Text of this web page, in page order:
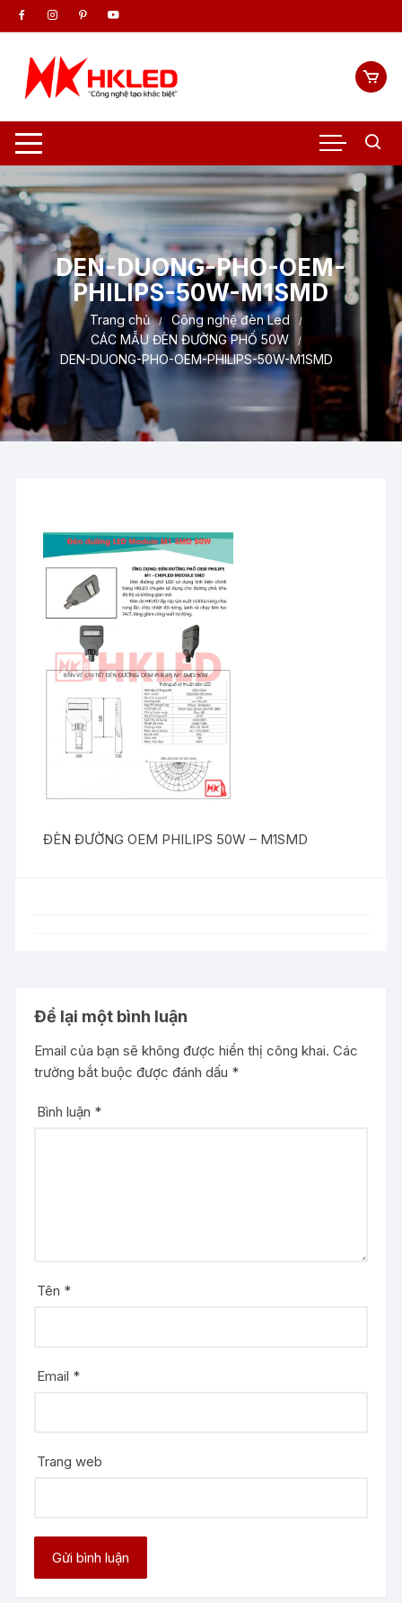
Chuyển
tới
dung
DEN-DUONG-PHO-OEM-
PHILIPS-50W-M1SMD
Trang chủ
Công nghệ đèn Led
CÁC MẪU ĐÈN ĐƯỜNG PHỐ 50W
DEN-DUONG-PHO-OEM-PHILIPS-50W-M1SMD
ĐÈN ĐƯỜNG OEM PHILIPS 50W – M1SMD
Để lại một bình luận
Email của bạn sẽ không được hiển thị công khai. Các
trường bắt buộc được đánh dấu *
Bình luận *
Tên *
Email *
Trang web